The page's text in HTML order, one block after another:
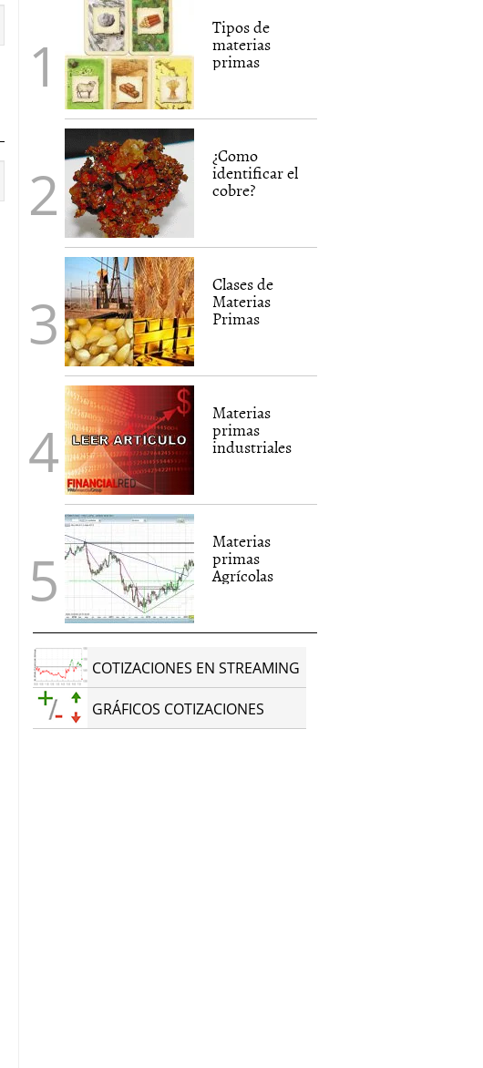
Tipos de
materias
primas
¿Como
identificar el
cobre?
Clases de
Materias
Primas
Materias
primas
industriales
Materias
primas
Agrícolas
COTIZACIONES EN STREAMING
GRÁFICOS COTIZACIONES